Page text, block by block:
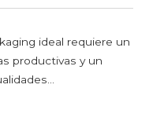
ideal requiere un
productivas y un